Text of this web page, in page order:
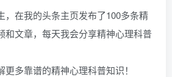
，在我的头条主页发布了100多条精
和文章，每天我会分享精神心理科普
多靠谱的精神心理科普知识！